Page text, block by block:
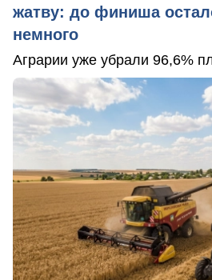
жатву: до финиша
немного
Аграрии уже убрали 96,6%